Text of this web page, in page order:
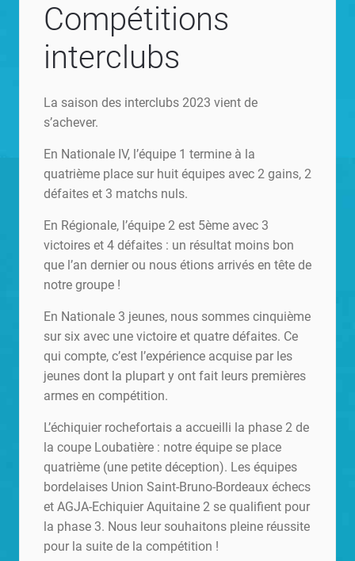
Compétitions
interclubs
La saison des interclubs 2023 vient de
s’achever.
En Nationale IV, l’équipe 1 termine à la
quatrième place sur huit équipes avec 2 gains, 2
défaites et 3 matchs nuls.
En Régionale, l’équipe 2 est 5ème avec 3
victoires et 4 défaites : un résultat moins bon
que l’an dernier ou nous étions arrivés en tête de
notre groupe !
En Nationale 3 jeunes, nous sommes cinquième
sur six avec une victoire et quatre défaites. Ce
qui compte, c’est l’expérience acquise par les
jeunes dont la plupart y ont fait leurs premières
armes en compétition.
L’échiquier rochefortais a accueilli la phase 2 de
la coupe Loubatière : notre équipe se place
quatrième (une petite déception). Les équipes
bordelaises Union Saint-Bruno-Bordeaux échecs
et AGJA-Echiquier Aquitaine 2 se qualifient pour
la phase 3. Nous leur souhaitons pleine réussite
pour la suite de la compétition !